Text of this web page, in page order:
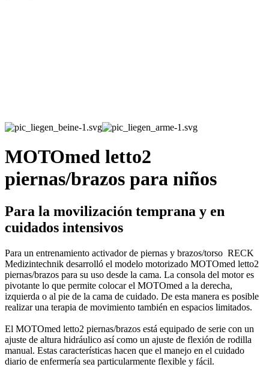
MOTOmed letto2
piernas/brazos para niños
Para la movilización temprana y en
cuidados intensivos
Para un entrenamiento activador de piernas y brazos/torso RECK
Medizintechnik desarrolló el modelo motorizado MOTOmed letto2
piernas/brazos para su uso desde la cama. La consola del motor es
pivotante lo que permite colocar el MOTOmed a la derecha,
izquierda o al pie de la cama de cuidado. De esta manera es posible
realizar una terapia de movimiento también en espacios limitados.
El MOTOmed letto2 piernas/brazos está equipado de serie con un
ajuste de altura hidráulico así como un ajuste de flexión de rodilla
manual. Estas características hacen que el manejo en el cuidado
diario de enfermería sea particularmente flexible y fácil.